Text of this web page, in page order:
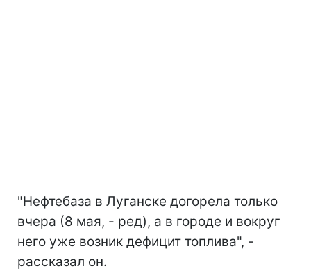
"Нефтебаза в Луганске догорела только
вчера (8 мая, - ред), а в городе и вокруг
него уже возник дефицит топлива", -
рассказал он.